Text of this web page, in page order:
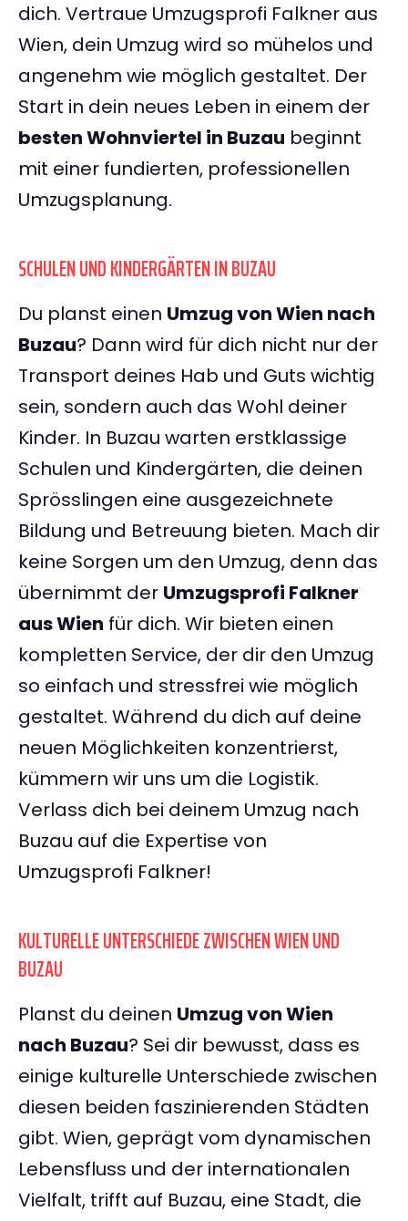
dich. Vertraue Umzugsprofi Falkner aus
Wien, dein Umzug wird so mühelos und
angenehm wie möglich gestaltet. Der
Start in dein neues Leben in einem der
besten Wohnviertel in Buzau beginnt
mit einer fundierten, professionellen
Umzugsplanung.
SCHULEN UND KINDERGÄRTEN IN BUZAU
Du planst einen Umzug von Wien nach
Buzau? Dann wird für dich nicht nur der
Transport deines Hab und Guts wichtig
sein, sondern auch das Wohl deiner
Kinder. In Buzau warten erstklassige
Schulen und Kindergärten, die deinen
Sprösslingen eine ausgezeichnete
Bildung und Betreuung bieten. Mach dir
keine Sorgen um den Umzug, denn das
übernimmt der Umzugsprofi Falkner
aus Wien für dich. Wir bieten einen
kompletten Service, der dir den Umzug
so einfach und stressfrei wie möglich
gestaltet. Während du dich auf deine
neuen Möglichkeiten konzentrierst,
kümmern wir uns um die Logistik.
Verlass dich bei deinem Umzug nach
Buzau auf die Expertise von
Umzugsprofi Falkner!
KULTURELLE UNTERSCHIEDE ZWISCHEN WIEN UND
BUZAU
Planst du deinen Umzug von Wien
nach Buzau? Sei dir bewusst, dass es
einige kulturelle Unterschiede zwischen
diesen beiden faszinierenden Städten
gibt. Wien, geprägt vom dynamischen
Lebensfluss und der internationalen
Vielfalt, trifft auf Buzau, eine Stadt, die